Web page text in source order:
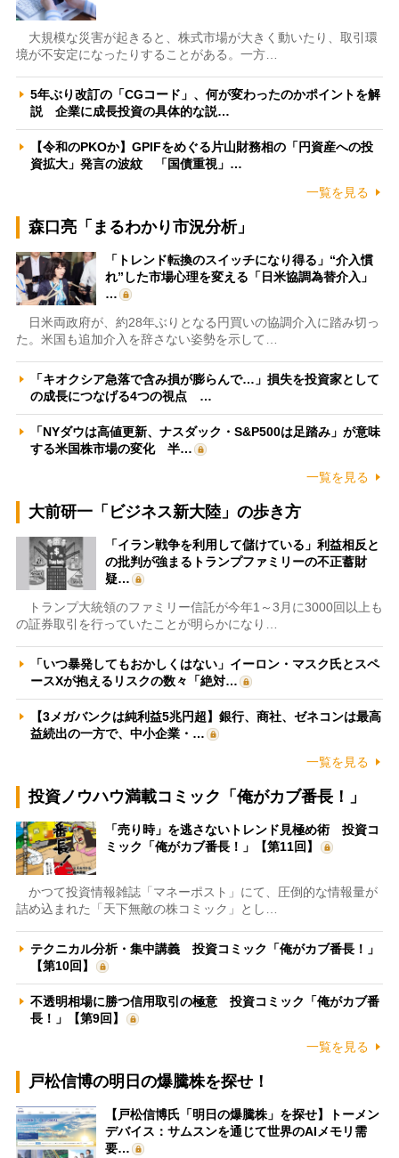
大規模な災害が起きると、株式市場が大きく動いたり、取引環
境が不安定になったりすることがある。一方…
5年ぶり改訂の「CGコード」、何が変わったのかポイントを解
説 企業に成長投資の具体的な説…
【令和のPKOか】GPIFをめぐる片山財務相の「円資産への投
資拡大」発言の波紋 「国債重視」…
一覧を見る
森口亮「まるわかり市況分析」
「トレンド転換のスイッチになり得る」“介入慣
れ”した市場心理を変える「日米協調為替介入」
…
日米両政府が、約28年ぶりとなる円買いの協調介入に踏み切っ
た。米国も追加介入を辞さない姿勢を示して…
「キオクシア急落で含み損が膨らんで…」損失を投資家として
の成長につなげる4つの視点 …
「NYダウは高値更新、ナスダック・S&P500は足踏み」が意味
する米国株市場の変化 半…
一覧を見る
大前研一「ビジネス新大陸」の歩き方
「イラン戦争を利用して儲けている」利益相反と
の批判が強まるトランプファミリーの不正蓄財
疑…
トランプ大統領のファミリー信託が今年1～3月に3000回以上も
の証券取引を行っていたことが明らかになり…
「いつ暴発してもおかしくはない」イーロン・マスク氏とスペ
ースXが抱えるリスクの数々「絶対…
【3メガバンクは純利益5兆円超】銀行、商社、ゼネコンは最高
益続出の一方で、中小企業・…
一覧を見る
投資ノウハウ満載コミック「俺がカブ番長！」
「売り時」を逃さないトレンド見極め術 投資コ
ミック「俺がカブ番長！」【第11回】
かつて投資情報雑誌「マネーポスト」にて、圧倒的な情報量が
詰め込まれた「天下無敵の株コミック」とし…
テクニカル分析・集中講義 投資コミック「俺がカブ番長！」
【第10回】
不透明相場に勝つ信用取引の極意 投資コミック「俺がカブ番
長！」【第9回】
一覧を見る
戸松信博の明日の爆騰株を探せ！
【戸松信博氏「明日の爆騰株」を探せ】トーメン
デバイス：サムスンを通じて世界のAIメモリ需
要…